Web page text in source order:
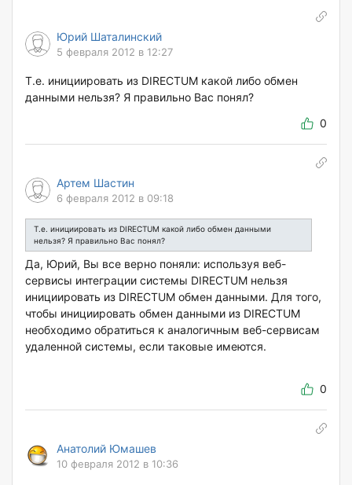
Юрий Шаталинский
5 февраля 2012 в 12:27
Т.е. инициировать из DIRECTUM какой либо обмен
данными нельзя? Я правильно Вас понял?
0
Артем Шастин
6 февраля 2012 в 09:18
Т.е. инициировать из DIRECTUM какой либо обмен данными
нельзя? Я правильно Вас понял?
Да, Юрий, Вы все верно поняли: используя веб-
сервисы интеграции системы DIRECTUM нельзя
инициировать из DIRECTUM обмен данными. Для того,
чтобы инициировать обмен данными из DIRECTUM
необходимо обратиться к аналогичным веб-сервисам
удаленной системы, если таковые имеются.
0
Анатолий Юмашев
10 февраля 2012 в 10:36